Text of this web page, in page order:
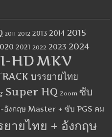
2011 2012 2013 2014 2015
2021 2022 2023 2024
HDMKV
บรรยายไทย
Super HQ Zoom ซับ
-อังกฤษ Master + ซับ PGS คม
ยายไทย + อังกฤษ